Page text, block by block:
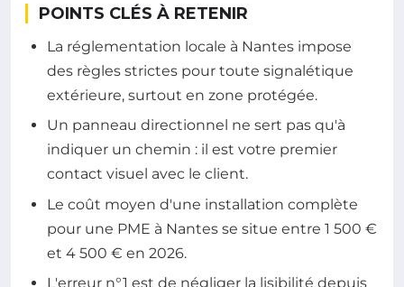
POINTS CLÉS À RETENIR
La réglementation locale à Nantes impose
des règles strictes pour toute signalétique
extérieure, surtout en zone protégée.
Un panneau directionnel ne sert pas qu'à
indiquer un chemin : il est votre premier
contact visuel avec le client.
Le coût moyen d'une installation complète
pour une PME à Nantes se situe entre 1 500 €
et 4 500 € en 2026.
L'erreur n°1 est de négliger la lisibilité depuis